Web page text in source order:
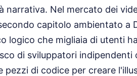
Nel mercato dei
capitolo ambientato a
logico che migliaia di utenti
di sviluppatori indipendenti
di codice per creare